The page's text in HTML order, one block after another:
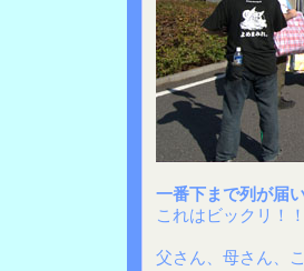
一番下まで列が届
これはビックリ！！
父さん、母さん、